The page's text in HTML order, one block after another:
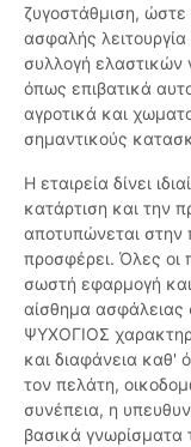
ζυγοστάθμιση,
ασφαλής
συλλογή ελαστικών
όπως επιβατικά
αγροτικά και
σημαντικούς
Η εταιρεία δίνει
κατάρτιση και την
αποτυπώνεται στην
προσφέρει. Όλες οι
σωστή εφαρμογή
αίσθημα
ΨΥΧΟΓΙΟΣ
και διαφάνεια καθ'
τον πελάτη,
συνέπεια, η
βασικά γνωρίσματα